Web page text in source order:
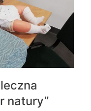
natury”